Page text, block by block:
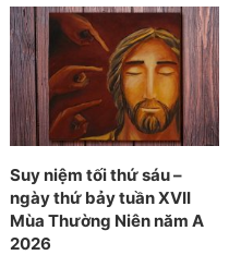
Suy niệm tối thứ sáu –
ngày thứ bảy tuần XVII
Mùa Thường Niên năm A
2026